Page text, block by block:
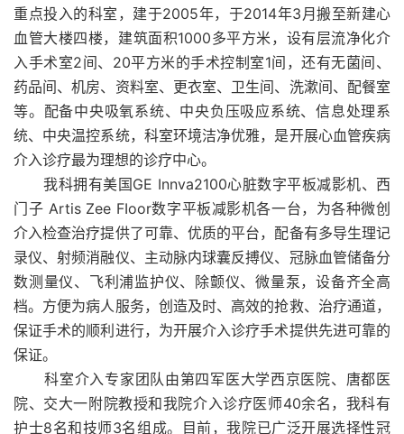
重点投入的科室，建于2005年，于2014年3月搬至新建心
血管大楼四楼，建筑面积1000多平方米，设有层流净化介
入手术室2间、20平方米的手术控制室1间，还有无菌间、
药品间、机房、资料室、更衣室、卫生间、洗漱间、配餐室
等。配备中央吸氧系统、中央负压吸应系统、信息处理系
统、中央温控系统，科室环境洁净优雅，是开展心血管疾病
介入诊疗最为理想的诊疗中心。
我科拥有美国GE Innva2100心脏数字平板减影机、西
门子 Artis Zee FIoor数字平板减影机各一台，为各种微创
介入检查治疗提供了可靠、优质的平台，配备有多导生理记
录仪、射频消融仪、主动脉内球囊反搏仪、冠脉血管储备分
数测量仪、飞利浦监护仪、除颤仪、微量泵，设备齐全高
档。方便为病人服务，创造及时、高效的抢救、治疗通道，
保证手术的顺利进行，为开展介入诊疗手术提供先进可靠的
保证。
科室介入专家团队由第四军医大学西京医院、唐都医
院、交大一附院教授和我院介入诊疗医师40余名，我科有
护士8名和技师3名组成。目前，我院已广泛开展选择性冠